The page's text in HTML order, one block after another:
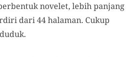
novelet, lebih panjang
dari 44 halaman. Cukup